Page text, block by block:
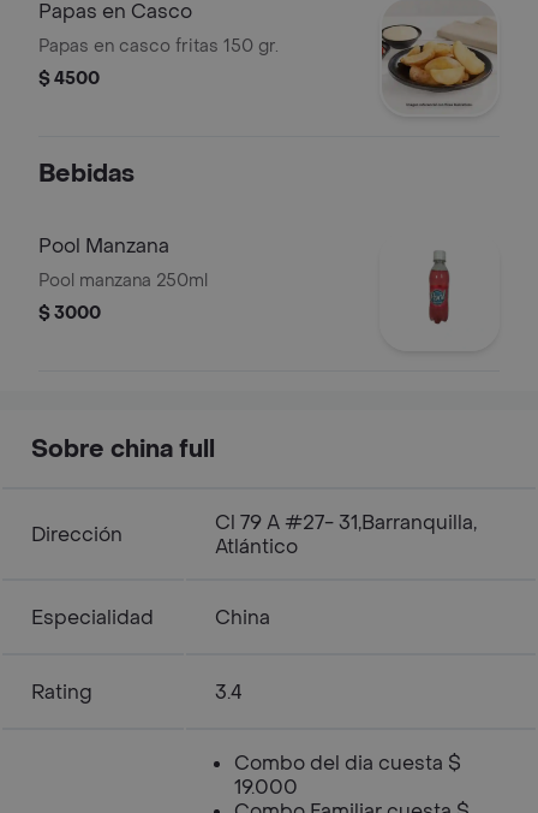
Papas en Casco
Papas en casco fritas 150 gr.
$ 4500
Bebidas
Pool Manzana
Pool manzana 250ml
$ 3000
Sobre china full
Dirección
Cl 79 A #27- 31,Barranquilla,
Atlántico
Especialidad China
Rating 3.4
Combo del dia cuesta $
19.000